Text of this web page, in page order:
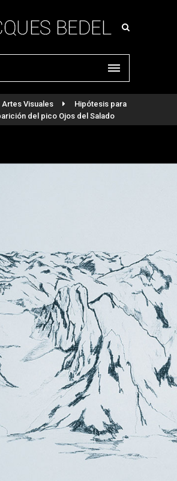
Artes Visuales
Hipótesis para
del pico Ojos del Salado